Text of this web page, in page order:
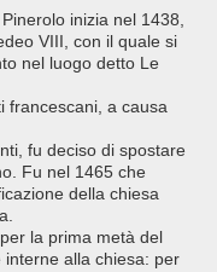
inizia nel 1438,
VIII, con il quale si
nel luogo detto Le
francescani, a causa
fu deciso di spostare
Fu nel 1465 che
della chiesa
la prima metà del
interne alla chiesa: per